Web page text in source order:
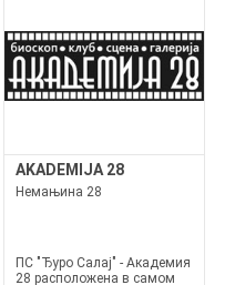
AKADEMIJA 28
Немањина 28
ПС "Ђуро Салај" - Академия
28 расположена в самом